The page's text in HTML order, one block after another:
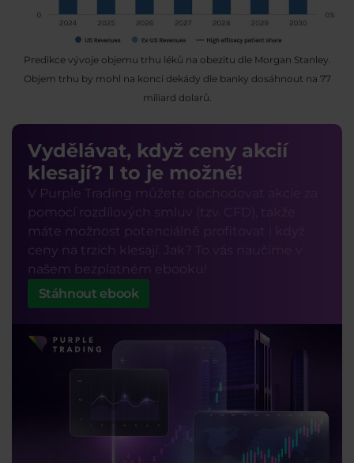
Predikce vývoje objemu trhu léků na obezitu dle Morgan Stanley.
Objem trhu by mohl na konci dekády dle banky dosáhnout na 77
miliard dolarů.
Vydělávat, když ceny akcií
klesají? I to je možné!
V Purple Trading můžete obchodovat akcie za
pomocí rozdílových smluv (tzv. CFD), takže
máte možnost potenciálně profitovat i když
ceny na trzích klesají. Jak? To vás naučíme v
našem bezplatném ebooku!
Stáhnout ebook